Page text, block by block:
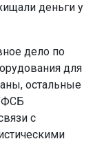
деньги у
дело по
для
остальные
с